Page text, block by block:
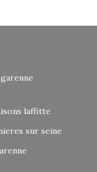
laffitte
sur seine